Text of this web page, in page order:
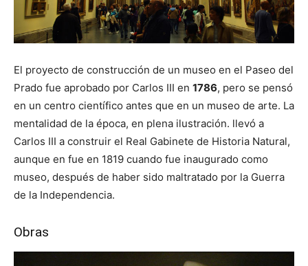
El proyecto de construcción de un museo en el Paseo del
Prado fue aprobado por Carlos III en 1786, pero se pensó
en un centro científico antes que en un museo de arte. La
mentalidad de la época, en plena ilustración. llevó a
Carlos III a construir el Real Gabinete de Historia Natural,
aunque en fue en 1819 cuando fue inaugurado como
museo, después de haber sido maltratado por la Guerra
de la Independencia.
Obras